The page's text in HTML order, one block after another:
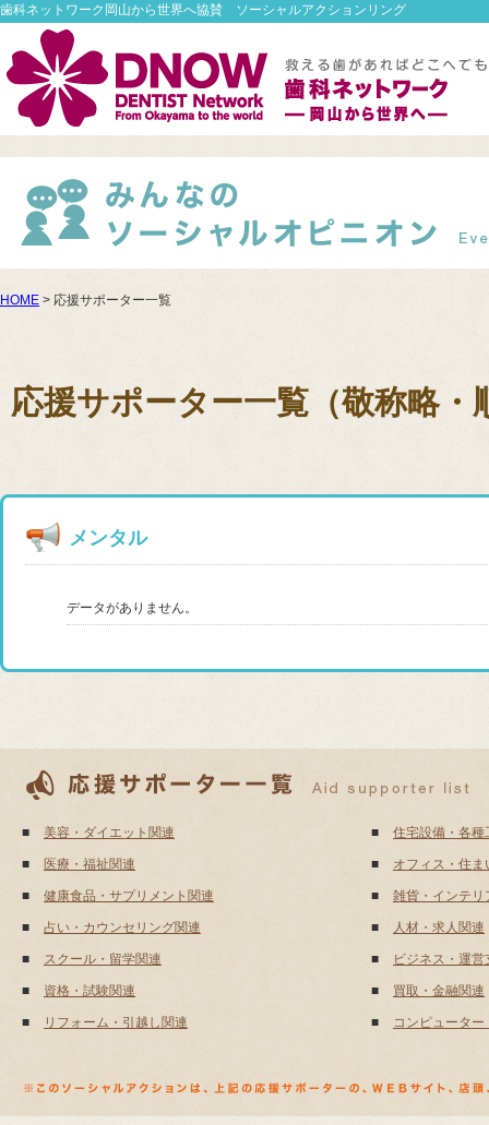
歯科ネットワーク岡山から世界へ協賛 ソーシャルアクションリング
HOME > 応援サポーター一覧
応援サポーター一覧（敬称略・
メンタル
データがありません。
美容・ダイエット関連
■
医療・福祉関連
■
健康食品・サプリメント関連
■
占い・カウンセリング関連
■
スクール・留学関連
■
資格・試験関連
■
リフォーム・引越し関連
■
住宅設備・各種
■
オフィス・住ま
■
雑貨・インテリ
■
人材・求人関連
■
ビジネス・運営
■
買取・金融関連
■
コンピュータ
■